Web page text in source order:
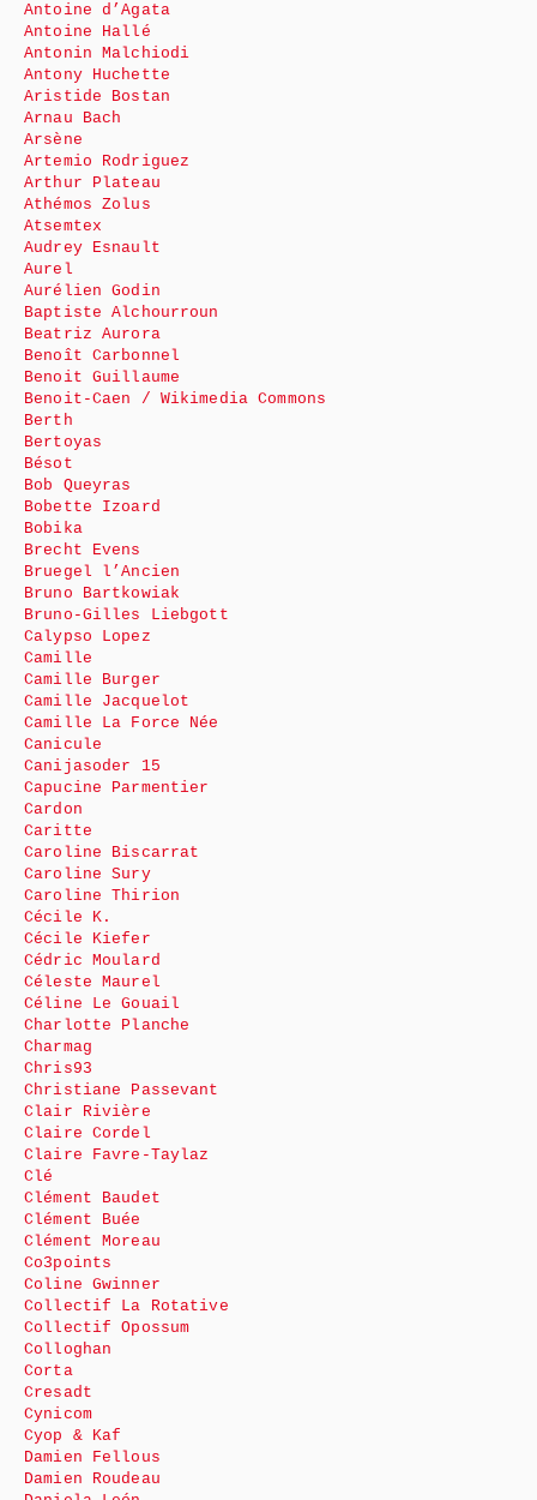
Antoine d’Agata
Antoine Hallé
Antonin Malchiodi
Antony Huchette
Aristide Bostan
Arnau Bach
Arsène
Artemio Rodriguez
Arthur Plateau
Athémos Zolus
Atsemtex
Audrey Esnault
Aurel
Aurélien Godin
Baptiste Alchourroun
Beatriz Aurora
Benoît Carbonnel
Benoit Guillaume
Benoit-Caen / Wikimedia Commons
Berth
Bertoyas
Bésot
Bob Queyras
Bobette Izoard
Bobika
Brecht Evens
Bruegel l’Ancien
Bruno Bartkowiak
Bruno-Gilles Liebgott
Calypso Lopez
Camille
Camille Burger
Camille Jacquelot
Camille La Force Née
Canicule
Canijasoder 15
Capucine Parmentier
Cardon
Caritte
Caroline Biscarrat
Caroline Sury
Caroline Thirion
Cécile K.
Cécile Kiefer
Cédric Moulard
Céleste Maurel
Céline Le Gouail
Charlotte Planche
Charmag
Chris93
Christiane Passevant
Clair Rivière
Claire Cordel
Claire Favre-Taylaz
Clé
Clément Baudet
Clément Buée
Clément Moreau
Co3points
Coline Gwinner
Collectif La Rotative
Collectif Opossum
Colloghan
Corta
Cresadt
Cynicom
Cyop & Kaf
Damien Fellous
Damien Roudeau